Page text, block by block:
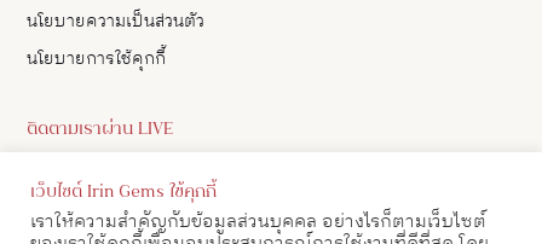
นโยบายความเป็นส่วนตัว
นโยบายการใช้คุกกี้
ติดตามเราผ่าน LIVE
ดูอัปเดตสินค้า และ เลือกซื้อสินค้าผ่าน LIVE ของเราทาง Facebook
ได้
เว็บไซต์ Irin Gems ใช้คุกกี้
เราให้ความสำคัญกับข้อมูลส่วนบุคคล อย่างไรก็ตามเว็บไซต์